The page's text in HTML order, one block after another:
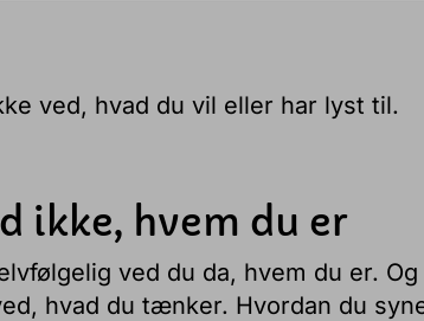
ved, hvad du vil eller har lyst til.
ikke, hvem du er
ved du da, hvem du er. Og
hvad du tænker. Hvordan du